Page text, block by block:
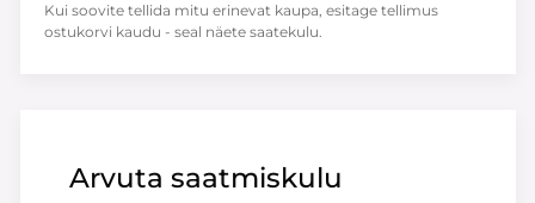
Arvuta saatmiskulu
Kui soovite tellida mitu erinevat kaupa, esitage tellimus
ostukorvi kaudu - seal näete saatekulu.